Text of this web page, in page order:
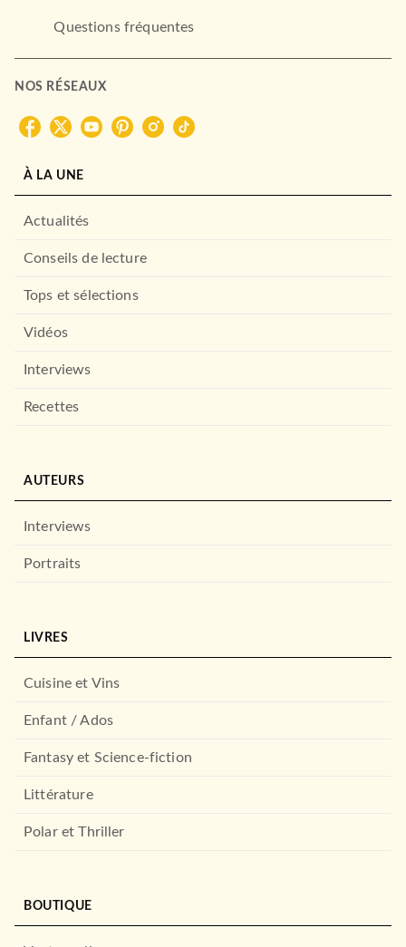
le livre de colo…
HACHETTE HEROES
Questions fréquentes
NOS RÉSEAUX
À LA UNE
Actualités
Conseils de lecture
Tops et sélections
Vidéos
Interviews
Recettes
AUTEURS
Interviews
Portraits
LIVRES
Cuisine et Vins
Enfant / Ados
Fantasy et Science-fiction
Littérature
Polar et Thriller
BOUTIQUE